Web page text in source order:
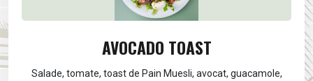
AVOCADO TOAST
Salade, tomate, toast de Pain Muesli, avocat, guacamole,